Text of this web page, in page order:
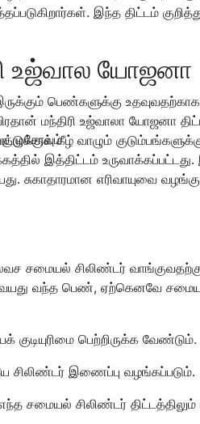
இந்த திட்டம்
உஜ்வால யோஜனா
பெண்களுக்கு
மந்திரி உஜ்வாலா யோஜனா
கீழ் வாழும்
இத்திட்டம் உருவாக்கப்பட்டது.
சுகாதாரமான எரிவாயுவை
சமையல் சிலிண்டர்
வயது வந்த பெண், ஏற்கெனவே
பெற்றிருக்க வேண்டும்.
சிலிண்டர் இணைப்பு வழங்கப்படும்.
சமையல் சிலிண்டர் திட்டத்திலும்